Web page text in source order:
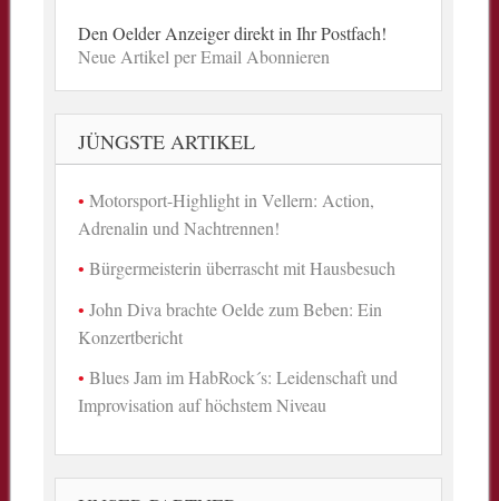
Den Oelder Anzeiger direkt in Ihr Postfach!
Neue Artikel per Email Abonnieren
JÜNGSTE ARTIKEL
Motorsport-Highlight in Vellern: Action,
Adrenalin und Nachtrennen!
Bürgermeisterin überrascht mit Hausbesuch
John Diva brachte Oelde zum Beben: Ein
Konzertbericht
Blues Jam im HabRock´s: Leidenschaft und
Improvisation auf höchstem Niveau